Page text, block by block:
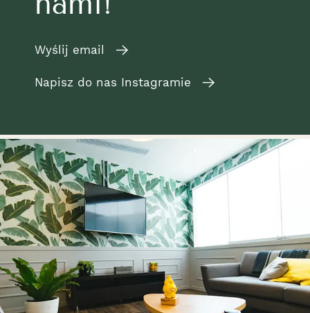
Wyślij email
Napisz do nas Instagramie